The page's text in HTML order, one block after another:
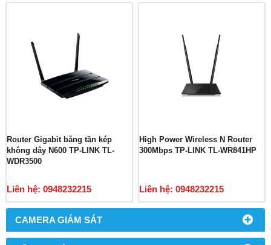
CAMERA GIÁM SÁT
Router Gigabit băng tần kép
không dây N600 TP-LINK TL-
WDR3500
Liên hệ: 0948232215
High Power Wireless N Router
300Mbps TP-LINK TL-WR841HP
Liên hệ: 0948232215